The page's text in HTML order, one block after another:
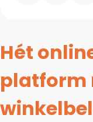
Hét
platform